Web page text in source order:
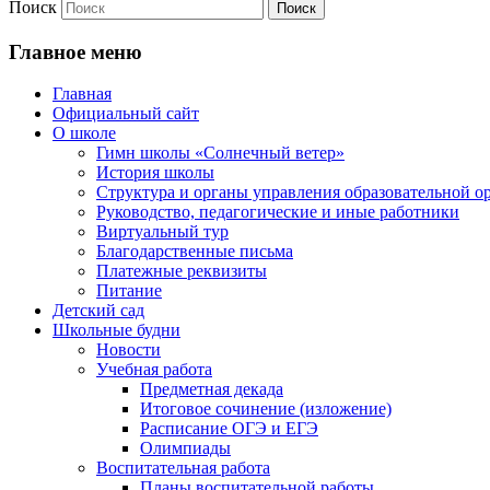
Поиск
Главное меню
Главная
Официальный сайт
О школе
Гимн школы «Солнечный ветер»
История школы
Структура и органы управления образовательной
Руководство, педагогические и иные работники
Виртуальный тур
Благодарственные письма
Платежные реквизиты
Питание
Детский сад
Школьные будни
Новости
Учебная работа
Предметная декада
Итоговое сочинение (изложение)
Расписание ОГЭ и ЕГЭ
Олимпиады
Воспитательная работа